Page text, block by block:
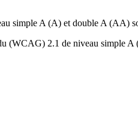
simple A (A) et double A (AA)
(WCAG) 2.1 de niveau